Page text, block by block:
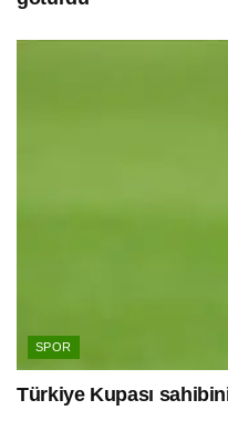
SPOR
Türkiye Kupası